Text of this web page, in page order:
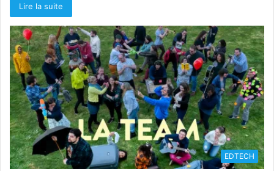
Lire la suite
EDTECH